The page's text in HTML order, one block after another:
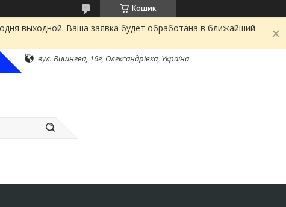
Кошик
выходной. Ваша заявка будет обработана в ближайший
вул. Вишнева, 16е, Олександрівка, Україна